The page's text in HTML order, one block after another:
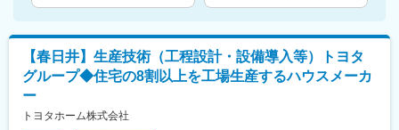
【春日井】生産技術（工程設計・設備導入等）トヨタ
グループ◆住宅の8割以上を工場生産するハウスメーカ
ー
トヨタホーム株式会社